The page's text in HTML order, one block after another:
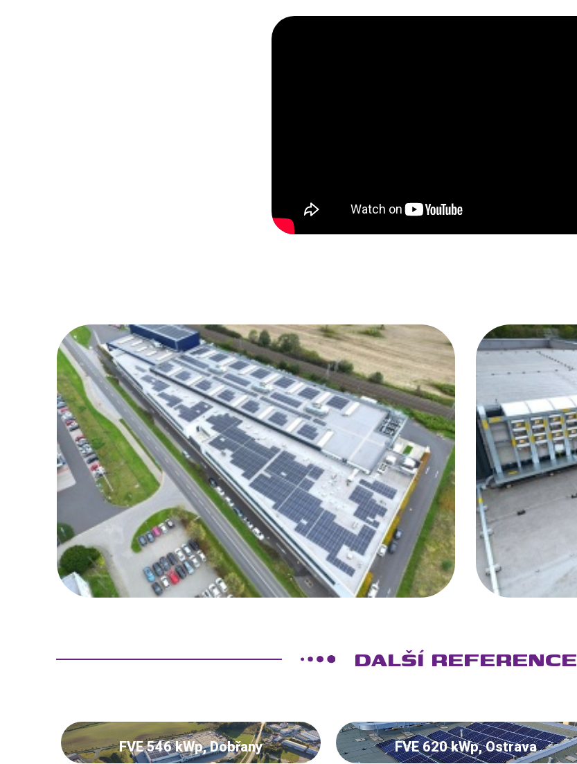
DALŠÍ REFERENCE
FVE 546 kWp, Dobřany FVE 620 kWp, Ostrava